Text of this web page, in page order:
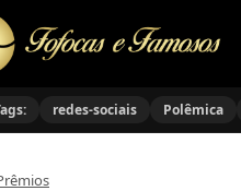
redes-sociais Polêmica